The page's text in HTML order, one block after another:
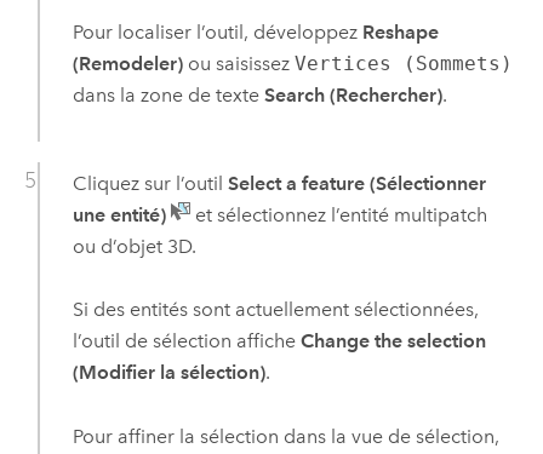
Pour localiser l’outil, développez Reshape
(Remodeler)ou saisissez Vertices (Sommets)
dans la zone de texte Search (Rechercher).
Cliquez sur l’outil Select a feature (Sélectionner
une entité)
et sélectionnez l’entité multipatch
ou d’objet 3D.
Si des entités sont actuellement sélectionnées,
l’outil de sélection affiche Change the selection
(Modifier la sélection).
Pour affiner la sélection dans la vue de sélection,